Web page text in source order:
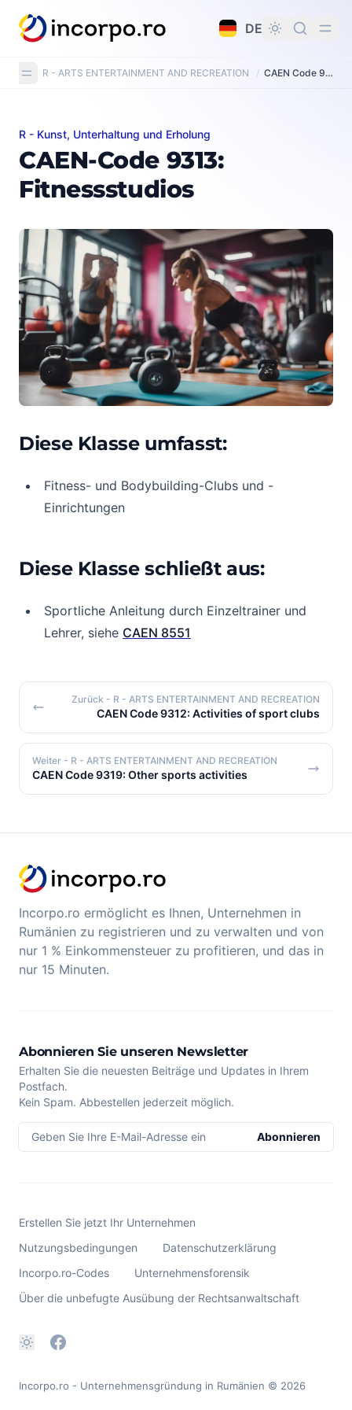
springen
DE
R - ARTS ENTERTAINMENT AND RECREATION / CAEN Code 9313: Fitness facilities
CAEN-Code 9313: Fitnessstudios
R - Kunst, Unterhaltung und Erholung
CAEN-Code 9313:
Fitnessstudios
Diese Klasse umfasst:
Fitness- und Bodybuilding-Clubs und -
Einrichtungen
Diese Klasse schließt aus:
Sportliche Anleitung durch Einzeltrainer und
Lehrer, siehe CAEN 8551
Zurück - R - ARTS ENTERTAINMENT AND RECREATION
CAEN Code 9312: Activities of sport clubs
Weiter - R - ARTS ENTERTAINMENT AND RECREATION
CAEN Code 9319: Other sports activities
Incorpo.ro ermöglicht es Ihnen, Unternehmen in
Rumänien zu registrieren und zu verwalten und von
nur 1 % Einkommensteuer zu profitieren, und das in
nur 15 Minuten.
Abonnieren Sie unseren Newsletter
Erhalten Sie die neuesten Beiträge und Updates in Ihrem
Postfach.
Kein Spam. Abbestellen jederzeit möglich.
Geben Sie Ihre E-Mail-Adresse ein Abonnieren
Erstellen Sie jetzt Ihr Unternehmen
Nutzungsbedingungen
Datenschutzerklärung
Incorpo.ro-Codes
Unternehmensforensik
Über die unbefugte Ausübung der Rechtsanwaltschaft
Incorpo.ro - Unternehmensgründung in Rumänien © 2026